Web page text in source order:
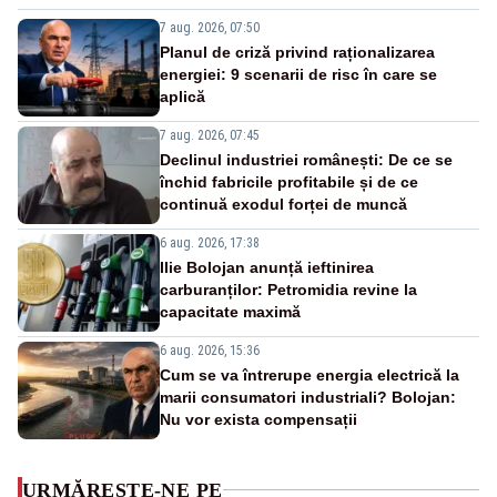
7 aug. 2026, 07:50
Planul de criză privind raționalizarea
energiei: 9 scenarii de risc în care se
aplică
7 aug. 2026, 07:45
Declinul industriei românești: De ce se
închid fabricile profitabile și de ce
continuă exodul forței de muncă
6 aug. 2026, 17:38
Ilie Bolojan anunță ieftinirea
carburanților: Petromidia revine la
capacitate maximă
6 aug. 2026, 15:36
Cum se va întrerupe energia electrică la
marii consumatori industriali? Bolojan:
Nu vor exista compensații
URMĂREȘTE-NE PE